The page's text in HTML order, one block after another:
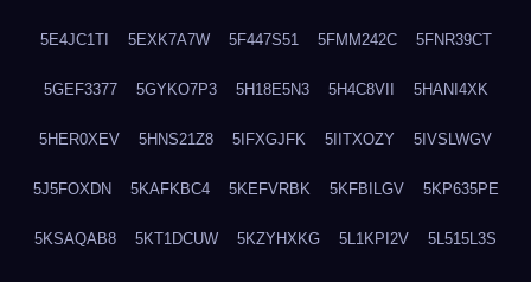
5E4JC1TI 5EXK7A7W 5F447S51 5FMM242C 5FNR39CT
5GEF3377 5GYKO7P3 5H18E5N3 5H4C8VII 5HANI4XK
5HER0XEV 5HNS21Z8 5IFXGJFK 5IITXOZY 5IVSLWGV
5J5FOXDN 5KAFKBC4 5KEFVRBK 5KFBILGV 5KP635PE
5KSAQAB8 5KT1DCUW 5KZYHXKG 5L1KPI2V 5L515L3S